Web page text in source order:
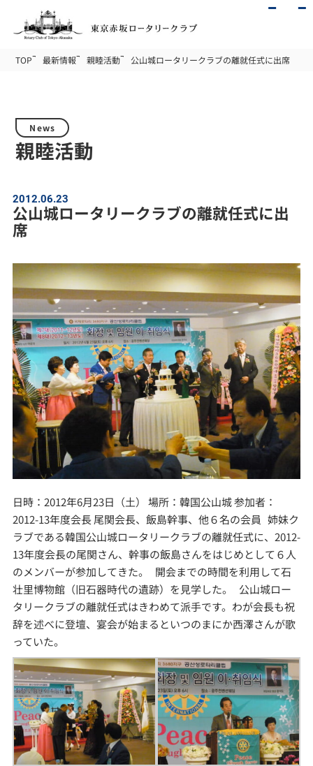
TOP 最新情報 親睦活動 公山城ロータリークラブの離就任式に出席
News
親睦活動
2012.06.23
公山城ロータリークラブの離就任式に出
席
日時：2012年6月23日（土） 場所：韓国公山城 参加者：
2012-13年度会長 尾関会長、飯島幹事、他６名の会員 姉妹ク
ラブである韓国公山城ロータリークラブの離就任式に、2012-
13年度会長の尾関さん、幹事の飯島さんをはじめとして６人
のメンバーが参加してきた。 開会までの時間を利用して石
壮里博物館（旧石器時代の遺跡）を見学した。 公山城ロー
タリークラブの離就任式はきわめて派手です。わが会長も祝
辞を述べに登壇、宴会が始まるといつのまにか西澤さんが歌
っていた。